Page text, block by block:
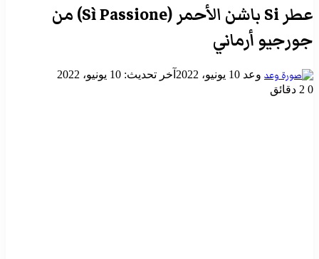
عطر Si باشن الأحمر (Sì Passione) من
جورجيو أرماني
وعد أرسل
10 يونيو، 2022
آخر تحديث: 10 يونيو، 2022
0